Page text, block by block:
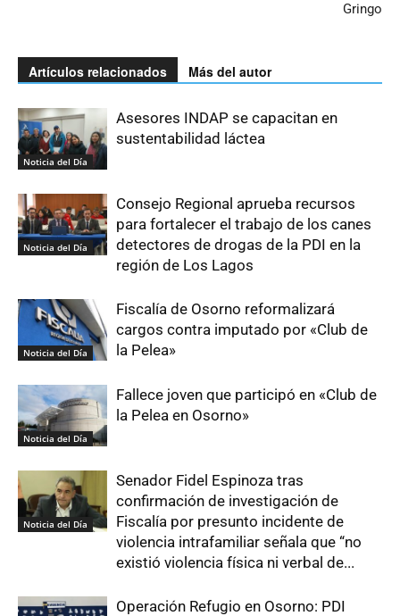
Gringo
Artículos relacionados Más del autor
Noticia del Día
Asesores INDAP se capacitan en
sustentabilidad láctea
Noticia del Día
Consejo Regional aprueba recursos
para fortalecer el trabajo de los canes
detectores de drogas de la PDI en la
región de Los Lagos
Noticia del Día
Fiscalía de Osorno reformalizará
cargos contra imputado por «Club de
la Pelea»
Noticia del Día
Fallece joven que participó en «Club de
la Pelea en Osorno»
Noticia del Día
Senador Fidel Espinoza tras
confirmación de investigación de
Fiscalía por presunto incidente de
violencia intrafamiliar señala que “no
existió violencia física ni verbal de...
Operación Refugio en Osorno: PDI